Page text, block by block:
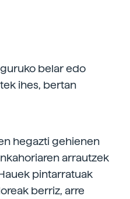
belar edo
ihes, bertan
hegazti gehienen
arrautzek
pintarratuak
berriz, arre